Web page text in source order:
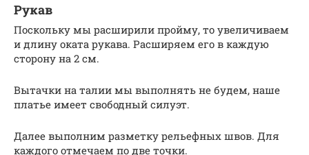
Рукав
Поскольку мы расширили пройму, то увеличиваем
и длину оката рукава. Расширяем его в каждую
сторону на 2 см.
Вытачки на талии мы выполнять не будем, наше
платье имеет свободный силуэт.
Далее выполним разметку рельефных швов. Для
каждого отмечаем по две точки.